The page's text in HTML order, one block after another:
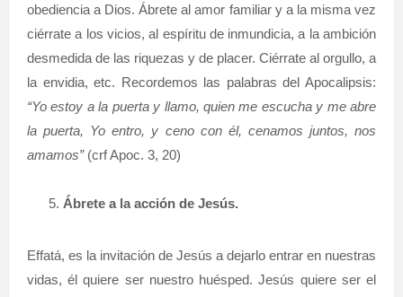
obediencia a Dios. Ábrete al amor familiar y a la misma vez
ciérrate a los vicios, al espíritu de inmundicia, a la ambición
desmedida de las riquezas y de placer. Ciérrate al orgullo, a
la envidia, etc. Recordemos las palabras del Apocalipsis:
“Yo estoy a la puerta y llamo, quien me escucha y me abre
la puerta, Yo entro, y ceno con él, cenamos juntos, nos
amamos”(crf Apoc. 3, 20)
Ábrete a la acción de Jesús.
Effatá, es la invitación de Jesús a dejarlo entrar en nuestras
vidas, él quiere ser nuestro huésped. Jesús quiere ser el